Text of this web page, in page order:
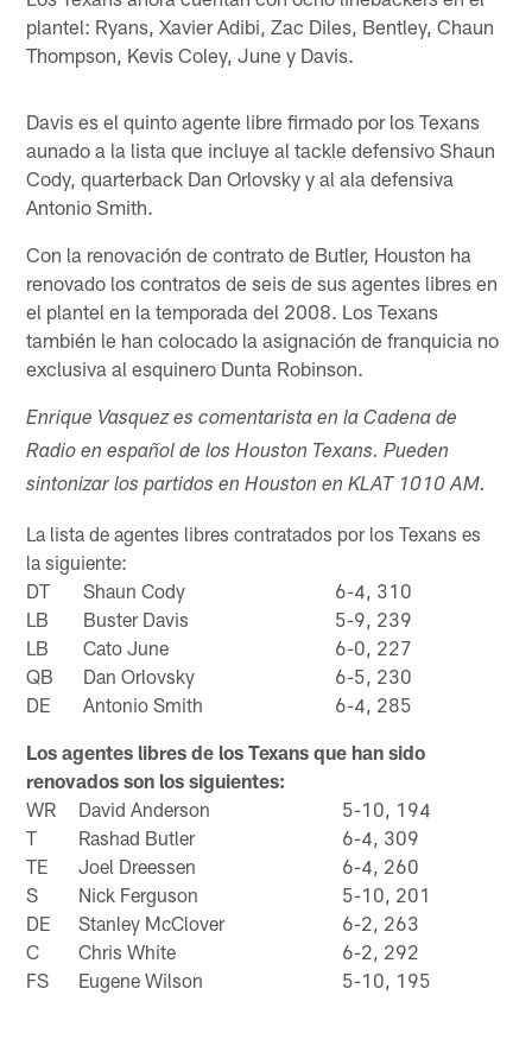
plantel: Ryans, Xavier Adibi, Zac Diles, Bentley, Chaun
Thompson, Kevis Coley, June y Davis.
Davis es el quinto agente libre firmado por los Texans
aunado a la lista que incluye al tackle defensivo Shaun
Cody, quarterback Dan Orlovsky y al ala defensiva
Antonio Smith.
Con la renovación de contrato de Butler, Houston ha
renovado los contratos de seis de sus agentes libres en
el plantel en la temporada del 2008. Los Texans
también le han colocado la asignación de franquicia no
exclusiva al esquinero Dunta Robinson.
Enrique Vasquez es comentarista en la Cadena de
Radio en español de los Houston Texans. Pueden
sintonizar los partidos en Houston en KLAT 1010 AM.
La lista de agentes libres contratados por los Texans es
la siguiente:
DT
Shaun Cody
6-4, 310
LB
Buster Davis
5-9, 239
LB
Cato June
6-0, 227
QB
Dan Orlovsky
6-5, 230
DE
Antonio Smith 6-4, 285
Los agentes libres de los Texans que han sido
renovados son los siguientes:
WR
David Anderson
5-10, 194
T
Rashad Butler
6-4, 309
TE
Joel Dreessen
6-4, 260
S
Nick Ferguson
5-10, 201
DE
Stanley McClover
6-2, 263
C
Chris White
6-2, 292
FS
Eugene Wilson 5-10, 195